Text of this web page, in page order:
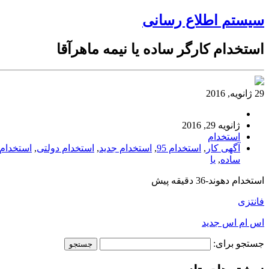
سیستم اطلاع رسانی
استخدام کارگر ساده یا نیمه ماهرآقا
29 ژانویه, 2016
ژانویه 29, 2016
استخدام
آگهی کار , استخدام 95 , استخدام جدید, استخدام دولتی,
ساده, یا
استخدام دهوند-36 دقیقه پیش
فانتزی
اس ام اس جدید
جستجو برای: